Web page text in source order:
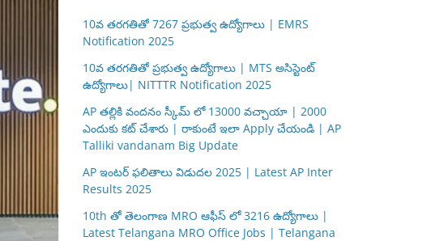
10వ తరగతితో 7267 ప్రభుత్వ ఉద్యోగాలు | EMRS
Notification 2025
10వ తరగతితో ప్రభుత్వ ఉద్యోగాలు | MTS అసిస్టెంట్
ఉద్యోగాలు| NITTTR Notification 2025
AP తల్లికి వందనం స్కీమ్ లో 13000 వచ్చాయా | 2000
ఎందుకు కట్ చేశారు | రాకుంటే ఇలా Apply చేయండి | AP
Talliki vandanam Big Update
AP ఇంటర్ ఫలితాలు విడుదల 2025 | Latest AP Inter
Results 2025
10th తో తెలంగాణ MRO ఆఫీస్ లో 3216 ఉద్యోగాలు |
Latest Telangana MRO Office Jobs | Telangana